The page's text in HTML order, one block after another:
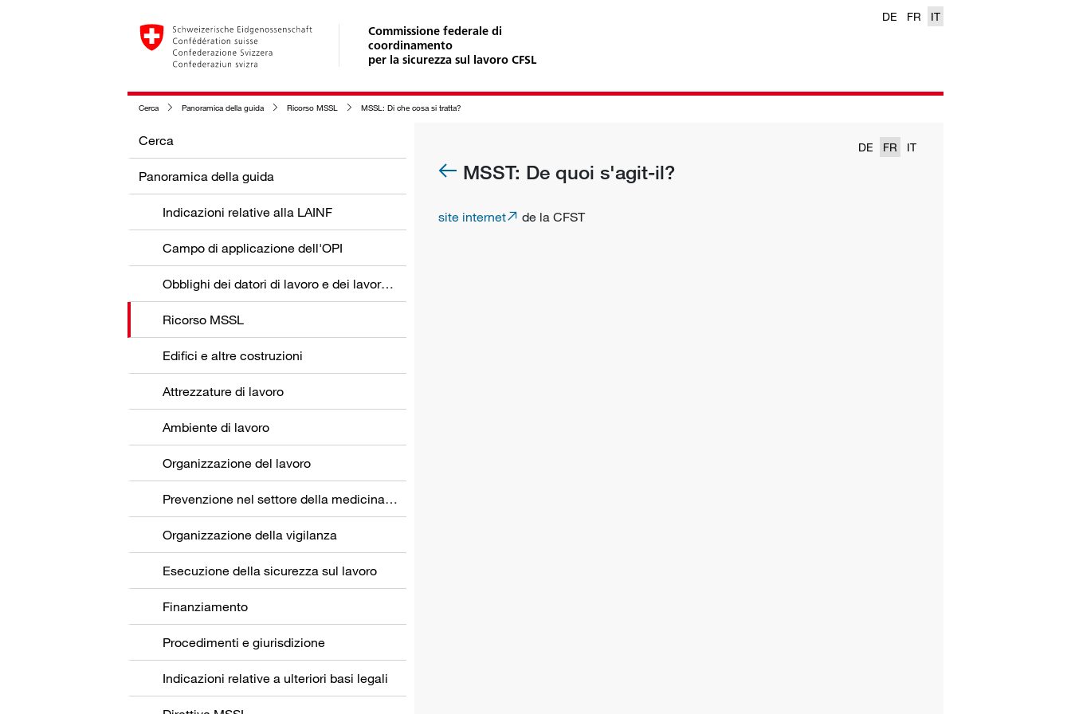
Commissione federale di
coordinamento
per la sicurezza sul lavoro CFSL
DE FR IT
Cerca Panoramica della guida Ricorso MSSL MSSL: Di che cosa si tratta?
Cerca
Panoramica della guida
Indicazioni relative alla LAINF
Campo di applicazione dell'OPI
Obblighi dei datori di lavoro e dei lavoratori
Ricorso MSSL
Edifici e altre costruzioni
Attrezzature di lavoro
Ambiente di lavoro
Organizzazione del lavoro
Prevenzione nel settore della medicina del lavoro
Organizzazione della vigilanza
Esecuzione della sicurezza sul lavoro
Finanziamento
Procedimenti e giurisdizione
Indicazioni relative a ulteriori basi legali
DE FR IT
MSST: De quoi s'agit-il?
site internet de la CFST